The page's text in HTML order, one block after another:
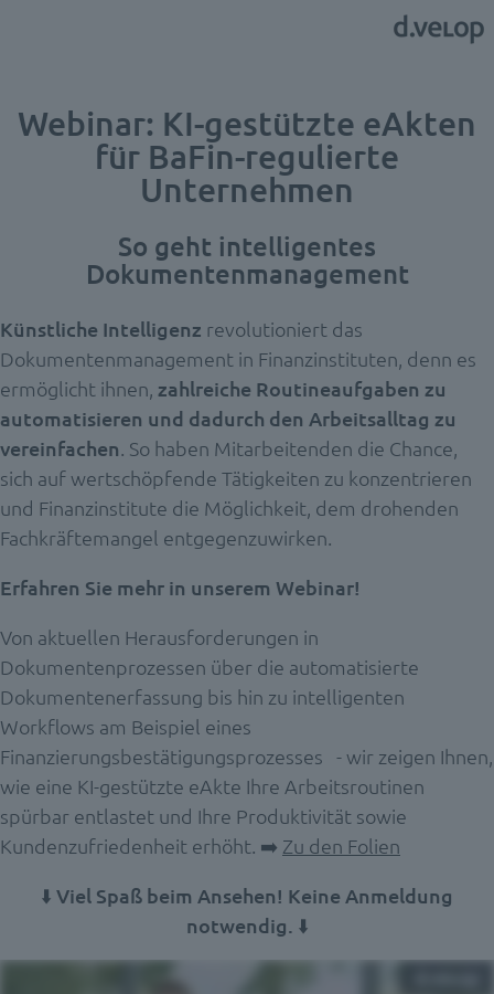
Webinar: KI-gestützte eAkten
für BaFin-regulierte
Unternehmen
So geht intelligentes
Dokumentenmanagement
Künstliche Intelligenz revolutioniert das
Dokumentenmanagement in Finanzinstituten, denn es
ermöglicht ihnen, zahlreiche Routineaufgaben zu
automatisieren und dadurch den Arbeitsalltag zu
vereinfachen. So haben Mitarbeitenden die Chance,
sich auf wertschöpfende Tätigkeiten zu konzentrieren
und Finanzinstitute die Möglichkeit, dem drohenden
Fachkräftemangel entgegenzuwirken.
Erfahren Sie mehr in unserem Webinar!
Von aktuellen Herausforderungen in
Dokumentenprozessen über die automatisierte
Dokumentenerfassung bis hin zu intelligenten
Workflows am Beispiel eines
Finanzierungsbestätigungsprozesses - wir zeigen Ihnen,
wie eine KI-gestützte eAkte Ihre Arbeitsroutinen
spürbar entlastet und Ihre Produktivität sowie
Kundenzufriedenheit erhöht. ➡️ Zu den Folien
⬇️ Viel Spaß beim Ansehen! Keine Anmeldung
notwendig. ⬇️